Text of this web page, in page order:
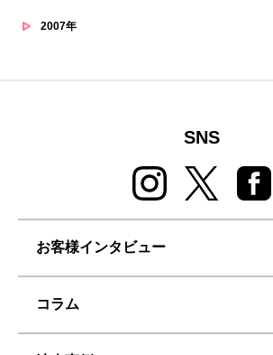
2007年
SNS
お客様インタビュー
コラム